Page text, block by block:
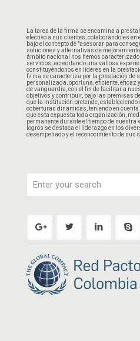
La tarea de la firma se encamina a
efectivo a sus clientes, colaborándoles
bajo el concepto de "asesorar para
soluciones y alternativas de
ámbito nacional nos hemos
servicios, acreditando una valiosa
constituyéndonos en líderes en la
firma se caracteriza por la prestación de
personalizada, oportuna, eficiente, eficaz
de vanguardia, con el fin de facilitar a
objetivos y contribuir, bajo las premisas
que la Institución pretende,
coberturas dinámicas, teniendo en
que esta expuesta toda organización,
permanente durante el tiempo de
logros se destaca el liderazgo en los
desempeñado y el reconocimiento de sus